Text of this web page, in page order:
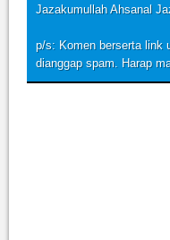
Jazakumullah Ahsanal
p/s: Komen berserta link
dianggap spam. Harap